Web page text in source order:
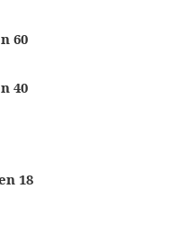
60
40
18